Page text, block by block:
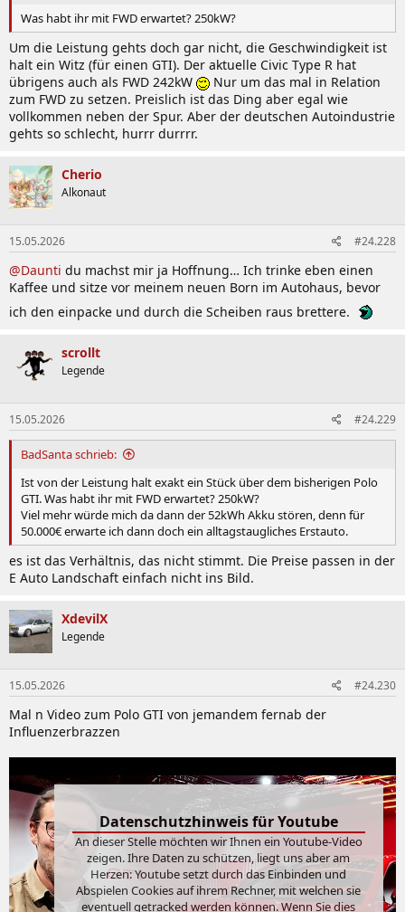
Was habt ihr mit FWD erwartet? 250kW?
Um die Leistung gehts doch gar nicht, die Geschwindigkeit ist
halt ein Witz (für einen GTI). Der aktuelle Civic Type R hat
übrigens auch als FWD 242kW
Nur um das mal in Relation
zum FWD zu setzen. Preislich ist das Ding aber egal wie
vollkommen neben der Spur. Aber der deutschen Autoindustrie
gehts so schlecht, hurrr durrrr.
Cherio
Alkonaut
15.05.2026 #24.228
@Daunti du machst mir ja Hoffnung… Ich trinke eben einen
Kaffee und sitze vor meinem neuen Born im Autohaus, bevor
ich den einpacke und durch die Scheiben raus brettere.
scrollt
Legende
15.05.2026 #24.229
BadSanta schrieb:
Ist von der Leistung halt exakt ein Stück über dem bisherigen Polo
GTI. Was habt ihr mit FWD erwartet? 250kW?
Viel mehr würde mich da dann der 52kWh Akku stören, denn für
50.000€ erwarte ich dann doch ein alltagstaugliches Erstauto.
es ist das Verhältnis, das nicht stimmt. Die Preise passen in der
E Auto Landschaft einfach nicht ins Bild.
XdevilX
Legende
15.05.2026 #24.230
Mal n Video zum Polo GTI von jemandem fernab der
Influenzerbrazzen
Datenschutzhinweis für Youtube
An dieser Stelle möchten wir Ihnen ein Youtube-Video
zeigen. Ihre Daten zu schützen, liegt uns aber am
Herzen: Youtube setzt durch das Einbinden und
Abspielen Cookies auf ihrem Rechner, mit welchen sie
eventuell getracked werden können. Wenn Sie dies